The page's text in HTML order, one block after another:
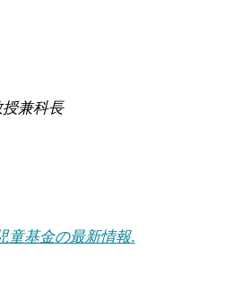
兼科長
童基金の最新情報.